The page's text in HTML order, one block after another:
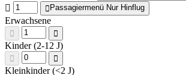
Passagiermenü Nur Hinflug
Erwachsene
Kinder (2-12 J)
Kleinkinder (<2 J)